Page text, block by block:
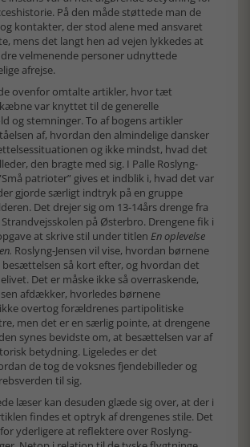
På den måde støttede man de
kontakter, der stod alene med ansvaret
mens det langt hen ad vejen lykkedes at
velmenende personer udnyttede
afrejse.
ovenfor omtalte artikler, hvor tæt
var knyttet til de generelle
og stemninger. To af bogens artikler
af, hvordan den almindelige dansker
og ikke mindst, hvad det
den bragte med sig. I Palle Roslyng-
patrioter” gives et indblik i, hvad det var
gjorde særligt indtryk på en gruppe
Det drejer sig om 13-14års drenge fra
på Østerbro. Drengene fik i
at skrive stil under titlen En oplevelse
Roslyng-Jensen vil vise, hvordan børnene
besættelsen så kort efter, og hvordan det
Det er måske ikke så overraskende,
afdækker, hvorledes børnene
overtog forældrenes partipolitiske
men det er en særlig pointe, at drengene
synes bevidste om, at besættelsen var af
betydning. Ligeledes er det
de tog de voksnes fjendebilleder og
til sig.
læser kan desuden glæde sig over, at der i
findes et optryk af drengenes stile. Det
yderligere at reflektere over Roslyng-